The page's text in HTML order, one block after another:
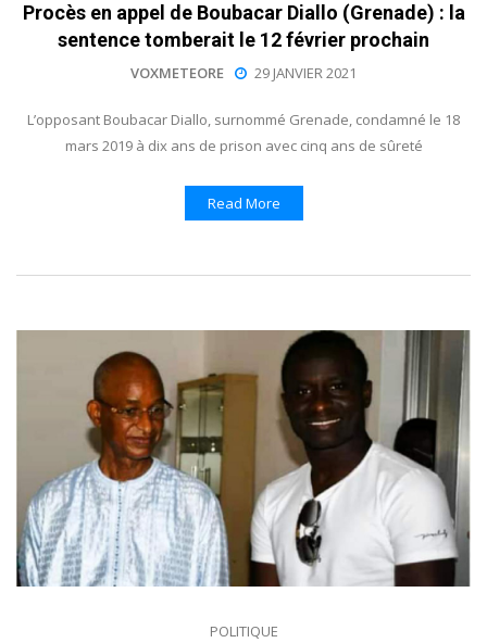
Procès en appel de Boubacar Diallo (Grenade) : la
sentence tomberait le 12 février prochain
VOXMETEORE 29 JANVIER 2021
L’opposant Boubacar Diallo, surnommé Grenade, condamné le 18
mars 2019 à dix ans de prison avec cinq ans de sûreté
Read More
POLITIQUE